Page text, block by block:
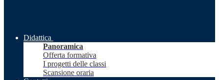
Didattica
Panoramica
Offerta formativa
I progetti delle classi
Scansione oraria